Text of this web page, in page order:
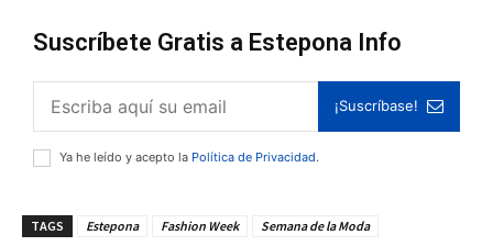
Suscríbete Gratis a Estepona Info
¡Suscríbase!
Ya he leído y acepto la Política de Privacidad.
TAGS Estepona Fashion Week Semana de la Moda